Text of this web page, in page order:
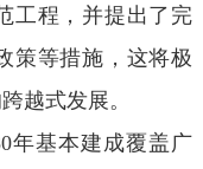
工程，并提出了完
策等措施，这将极
越式发展。
年基本建成覆盖广